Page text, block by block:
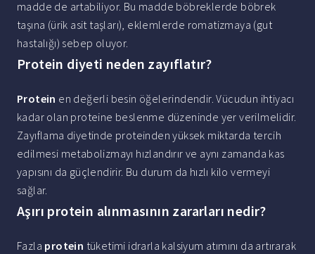
madde de artabiliyor. Bu madde böbreklerde böbrek
taşına (ürik asit taşları), eklemlerde romatizmaya (gut
hastalığı) sebep oluyor.
Protein diyeti neden zayıflatır?
Protein en değerli besin öğelerindendir. Vücudun ihtiyacı
kadar olan proteine beslenme düzeninde yer verilmelidir.
Zayıflama diyetinde proteinden yüksek miktarda tercih
edilmesi metabolizmayı hızlandırır ve aynı zamanda kas
yapısını da güçlendirir. Bu durum da hızlı kilo vermeyi
sağlar.
Aşırı protein alınmasının zararları nedir?
Fazla protein tüketimi idrarla kalsiyum atımını da artırarak